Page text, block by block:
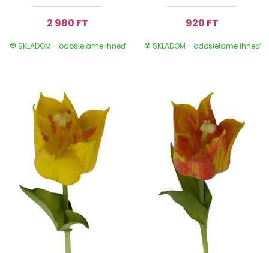
2 980 FT
SKLADOM - odosielame ihneď
920 FT
SKLADOM - odosielame ihneď